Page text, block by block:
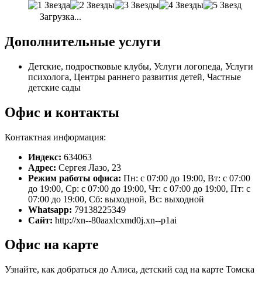
Загрузка...
Дополнительные услуги
Детские, подростковые клубы, Услуги логопеда, Услуги
психолога, Центры раннего развития детей, Частные
детские сады
Офис и контакты
Контактная информация:
Индекс: 634063
Адрес: Сергея Лазо, 23
Режим работы офиса: Пн: с 07:00 до 19:00, Вт: с 07:00
до 19:00, Ср: с 07:00 до 19:00, Чт: с 07:00 до 19:00, Пт: с
07:00 до 19:00, Сб: выходной, Вс: выходной
Whatsapp: 79138225349
Сайт: http://xn--80aaxlcxmd0j.xn--p1ai
Офис на карте
Узнайте, как добраться до Алиса, детский сад на карте Томска